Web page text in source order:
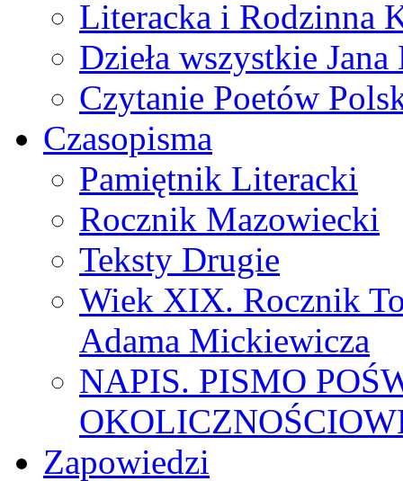
Literacka i Rodzinna
Dzieła wszystkie
Czytanie Poetów
Czasopisma
Pamiętnik Literacki
Rocznik Mazowiecki
Teksty Drugie
Wiek XIX. Rocznik
Adama Mickiewicza
NAPIS. PISMO
Zapowiedzi